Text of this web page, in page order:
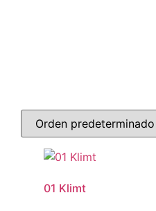
01 Klimt